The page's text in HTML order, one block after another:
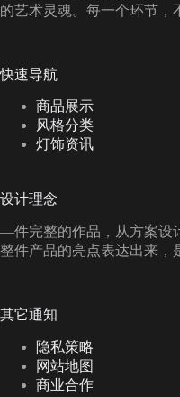
的艺术灵魂。每一个环节，
快速导航
商品展示
风格分类
灯饰资讯
设计理念
—件完整的作品，从方案设
整件产品的亮点表达出来，
其它通知
隐私策略
网站地图
商业合作